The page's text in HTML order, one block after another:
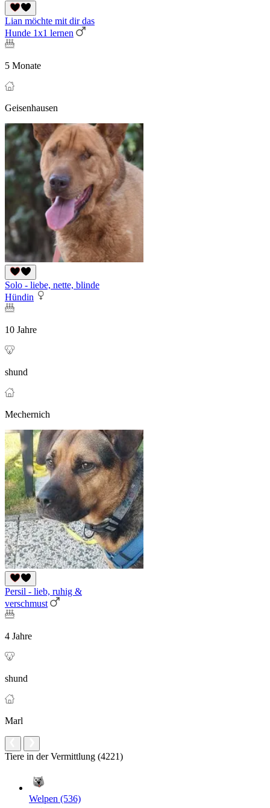
Lian möchte mit dir das
Hunde 1x1 lernen
5 Monate
Geisenhausen
Solo - liebe, nette, blinde
Hündin
10 Jahre
shund
Mechernich
Persil - lieb, ruhig &
verschmust
4 Jahre
shund
Marl
Tiere in der Vermittlung (4221)
Welpen (536)